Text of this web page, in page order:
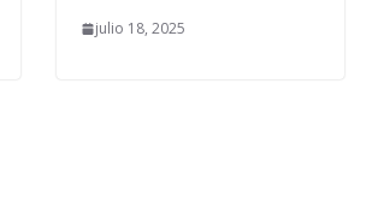
julio 18, 2025